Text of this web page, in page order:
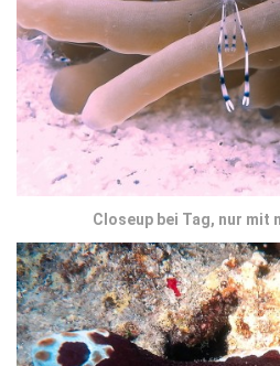
Closeup bei Tag, nur mit